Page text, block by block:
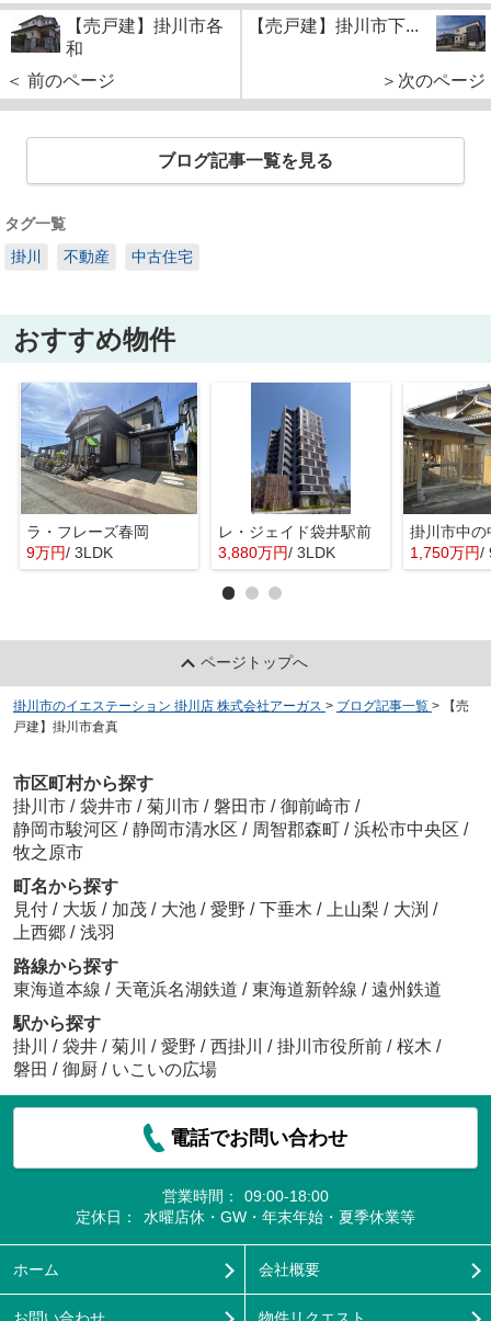
【売戸建】掛川市各
和
＜ 前のページ
【売戸建】掛川市下...
＞次のページ
ブログ記事一覧を見る
タグ一覧
掛川
不動産 中古住宅
おすすめ物件
ラ・フレーズ春岡
9万円/ 3LDK
レ・ジェイド袋井駅前
3,880万円/ 3LDK
掛川市中の
1,750万円/
ページトップへ
掛川市のイエステーション 掛川店 株式会社アーガス > ブログ記事一覧 >
【売
戸建】掛川市倉真
市区町村から探す
掛川市 / 袋井市 / 菊川市 / 磐田市 / 御前崎市 /
静岡市駿河区 / 静岡市清水区 / 周智郡森町 / 浜松市中央区 /
牧之原市
町名から探す
見付 / 大坂 / 加茂 / 大池 / 愛野 / 下垂木 / 上山梨 / 大渕 /
上西郷 / 浅羽
路線から探す
東海道本線 / 天竜浜名湖鉄道 / 東海道新幹線 / 遠州鉄道
駅から探す
掛川
/ 袋井 / 菊川 / 愛野 / 西掛川 / 掛川市役所前 / 桜木 /
磐田 / 御厨 / いこいの広場
電話でお問い合わせ
営業時間：
09:00-18:00
定休日：
水曜店休・GW・年末年始・夏季休業等
ホーム 会社概要
お問い合わせ 物件リクエスト